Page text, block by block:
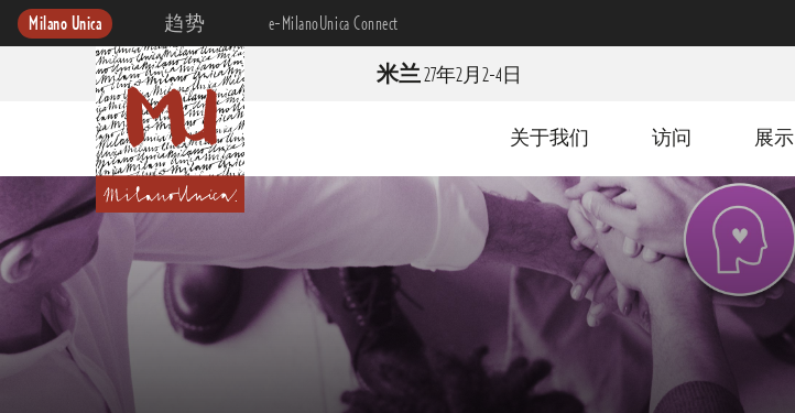
Milano Unica 趋势 e-MilanoUnica Connect
米兰 27年2月2-4日
关于我们 访问 展示